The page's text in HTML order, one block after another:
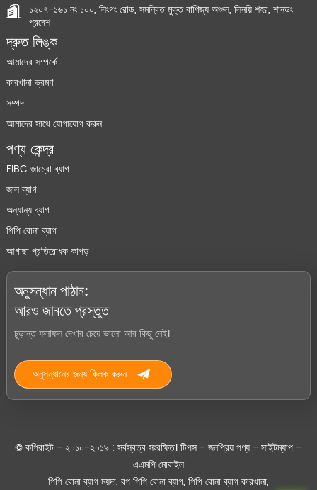
১২০৭-১৬১ নং ১০০, লিংগং রোড, সমন্বিত মুক্ত বাণিজ্য অঞ্চল, লিনয়ি শহর, শানডং
প্রদেশ
দ্রুত লিঙ্ক
আমাদের সম্পর্কে
কারখানা ভ্রমণ
সম্পদ
আমাদের সাথে যোগাযোগ করুন
পণ্য কেন্দ্র
FIBC জাম্বো ব্যাগ
জাল ব্যাগ
অন্যান্য ব্যাগ
পিপি বোনা ব্যাগ
আগাছা প্রতিরোধক কাপড়
অনুসন্ধান পাঠান:
আরও জানতে প্রস্তুত
চূড়ান্ত ফলাফল দেখার চেয়ে ভালো আর কিছু নেই।
অনুসন্ধানের জন্য ক্লিক করুন
© কপিরাইট - ২০১০-২০১৯ : সর্বস্বত্ব সংরক্ষিত।টিপস -জনপ্রিয় পণ্য -সাইটম্যাপ -
এএমপি মোবাইল
পিপি বোনা ব্যাগ ময়দা, বপ পিপি বোনা ব্যাগ, পিপি বোনা ব্যাগ কারখানা,